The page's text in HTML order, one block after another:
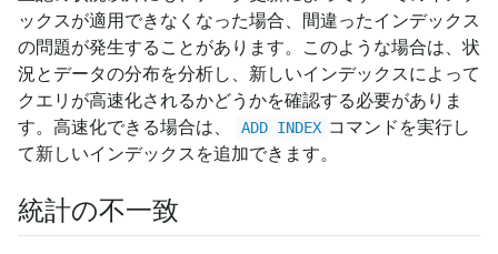
ックスが適用できなくなった場合、間違ったインデックス
の問題が発生することがあります。このような場合は、状
況とデータの分布を分析し、新しいインデックスによって
クエリが高速化されるかどうかを確認する必要がありま
す。高速化できる場合は、
ADD INDEX コマンドを実行し
て新しいインデックスを追加できます。
統計の不一致